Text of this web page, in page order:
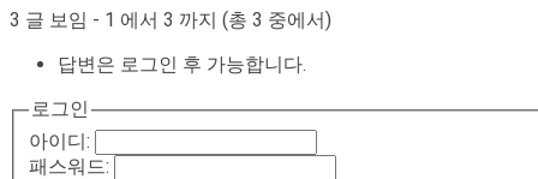
3 글 보임 - 1 에서 3 까지 (총 3 중에서)
답변은 로그인 후 가능합니다.
로그인
아이디:
패스워드: